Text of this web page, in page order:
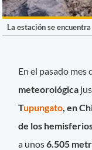
La estación se
En el pasado
meteorológica
Tupungato , en
de los
a unos6.505